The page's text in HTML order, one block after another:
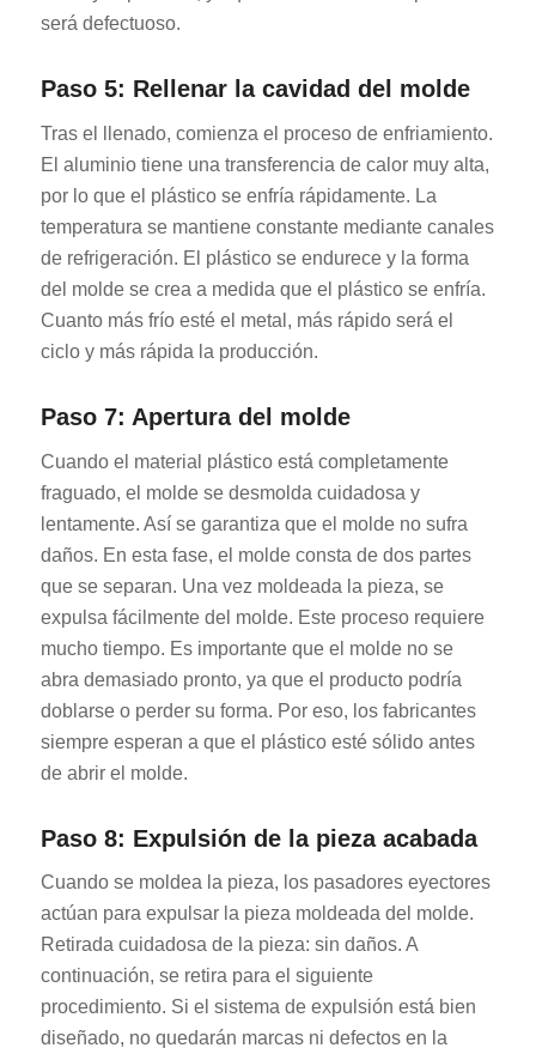
será defectuoso.
Paso 5: Rellenar la cavidad del molde
Tras el llenado, comienza el proceso de enfriamiento.
El aluminio tiene una transferencia de calor muy alta,
por lo que el plástico se enfría rápidamente. La
temperatura se mantiene constante mediante canales
de refrigeración. El plástico se endurece y la forma
del molde se crea a medida que el plástico se enfría.
Cuanto más frío esté el metal, más rápido será el
ciclo y más rápida la producción.
Paso 7: Apertura del molde
Cuando el material plástico está completamente
fraguado, el molde se desmolda cuidadosa y
lentamente. Así se garantiza que el molde no sufra
daños. En esta fase, el molde consta de dos partes
que se separan. Una vez moldeada la pieza, se
expulsa fácilmente del molde. Este proceso requiere
mucho tiempo. Es importante que el molde no se
abra demasiado pronto, ya que el producto podría
doblarse o perder su forma. Por eso, los fabricantes
siempre esperan a que el plástico esté sólido antes
de abrir el molde.
Paso 8: Expulsión de la pieza acabada
Cuando se moldea la pieza, los pasadores eyectores
actúan para expulsar la pieza moldeada del molde.
Retirada cuidadosa de la pieza: sin daños. A
continuación, se retira para el siguiente
procedimiento. Si el sistema de expulsión está bien
diseñado, no quedarán marcas ni defectos en la